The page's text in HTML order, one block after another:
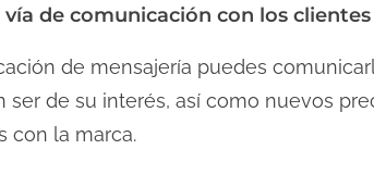
de comunicación con los clientes
de mensajería puedes
ser de su interés, así como nuevos
con la marca.